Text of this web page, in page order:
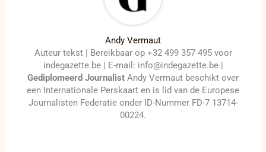
Andy Vermaut
Auteur tekst | Bereikbaar op +32 499 357 495 voor
indegazette.be | E-mail: info@indegazette.be |
Gediplomeerd Journalist Andy Vermaut beschikt over
een Internationale Perskaart en is lid van de Europese
Journalisten Federatie onder ID-Nummer FD-7 13714-
00224.